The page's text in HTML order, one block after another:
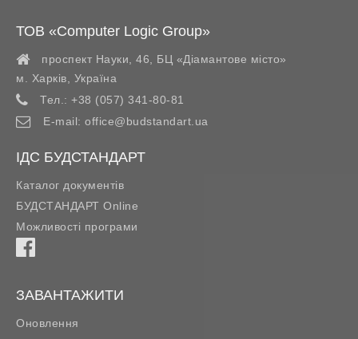
ТОВ «Computer Logic Group»
проспект Науки, 46, БЦ «Діамантове місто»
м. Харків
Україна
Тел.: +38 (057) 341-80-81
E-mail: office@budstandart.ua
ІДС БУДСТАНДАРТ
Каталог документів
БУДСТАНДАРТ Online
Можливості програми
ЗАВАНТАЖИТИ
Оновлення